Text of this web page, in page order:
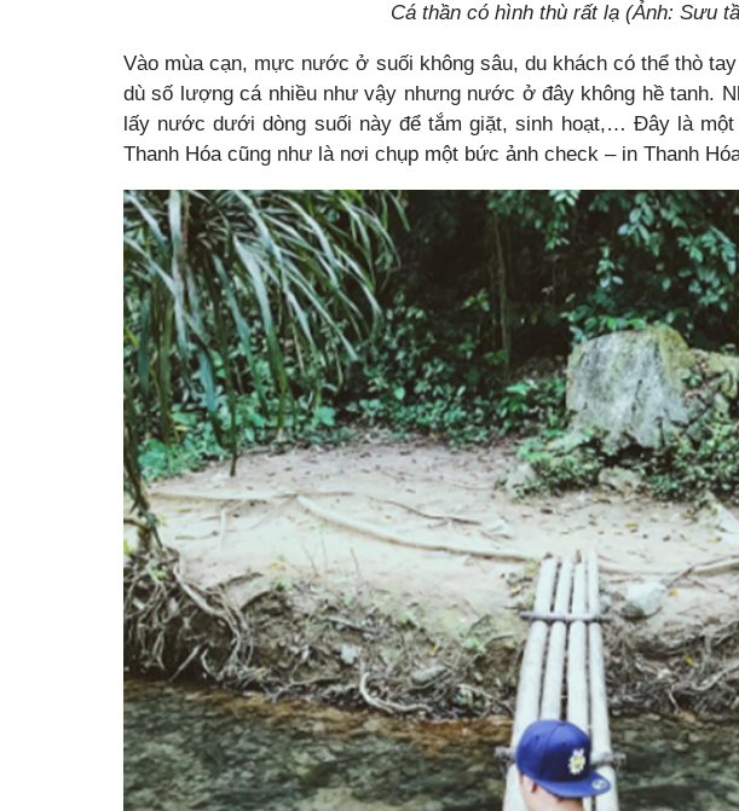
Cá thần có hình thù rất lạ (Ảnh: Sưu
Vào mùa cạn, mực nước ở suối không sâu, du khách có thể thò
dù số lượng cá nhiều như vậy nhưng nước ở đây không hề tanh.
lấy nước dưới dòng suối này để tắm giặt, sinh hoạt,… Đây là
Thanh Hóa cũng như là nơi chụp một bức ảnh check – in Thanh